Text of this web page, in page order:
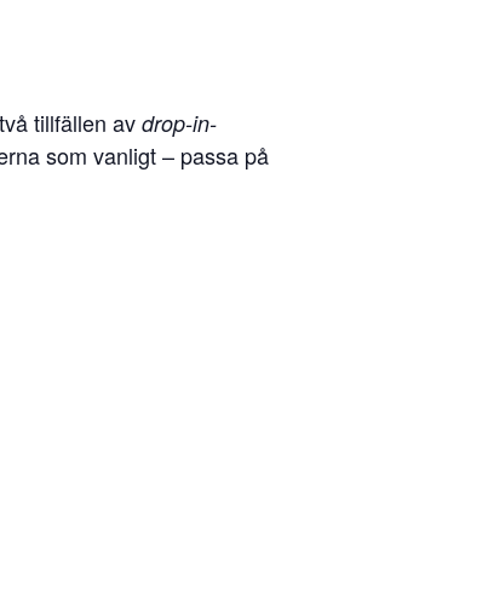
tillfällen av drop-in-
som vanligt – passa på